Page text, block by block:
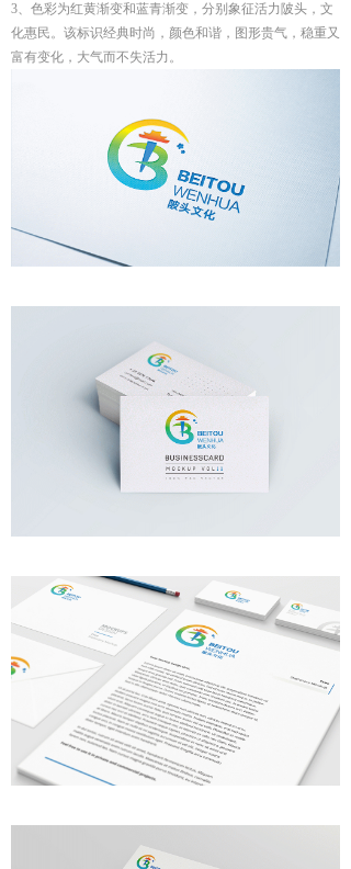
3、色彩为红黄渐变和蓝青渐变，分别象征活力陂头，文
化惠民。 该标识经典时尚，颜色和谐，图形贵气，稳重又
富有变化，大气而不失活力。